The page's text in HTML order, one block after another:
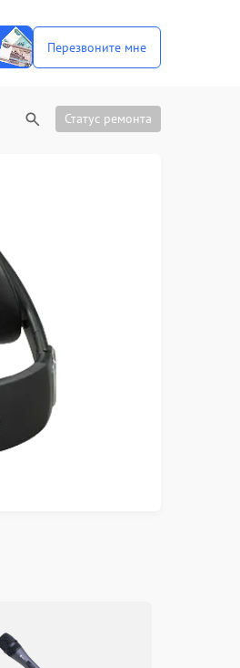
Перезвоните мне
Статус ремонта